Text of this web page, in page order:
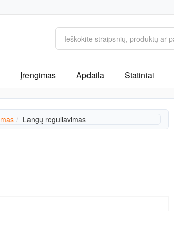
Įrengimas Apdaila Statiniai
Langų reguliavimas